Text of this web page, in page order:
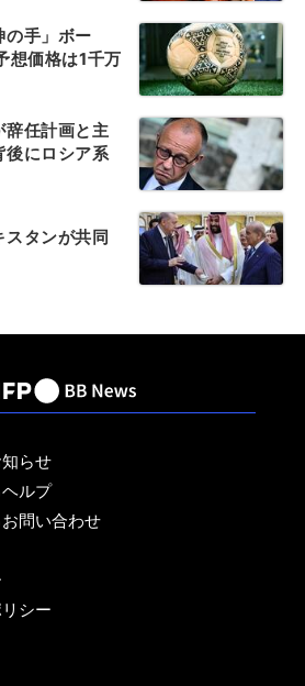
の手」ボー
想価格は1千万
辞任計画と主
後にロシア系
タンが共同
らせ
ルプ
問い合わせ
シー